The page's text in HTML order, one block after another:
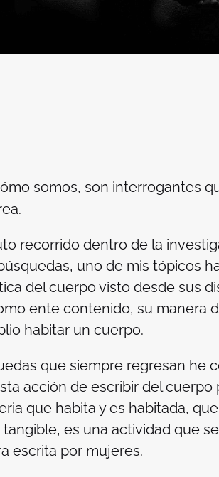
somos, son interrogantes
recorrido dentro de la
uno de mis tópicos
del cuerpo visto desde sus
ente contenido, su manera
habitar un cuerpo.
que siempre regresan he
acción de escribir del cuerpo
que habita y es habitada,
es una actividad que
escrita por mujeres.